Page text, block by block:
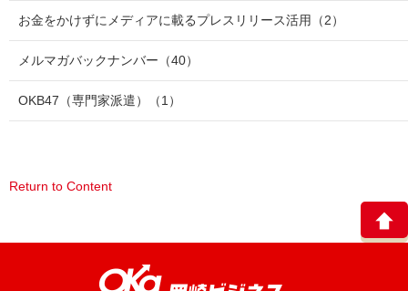
お金をかけずにメディアに載るプレスリリース活用 （2）
メルマガバックナンバー （40）
OKB47（専門家派遣） （1）
Return to Content